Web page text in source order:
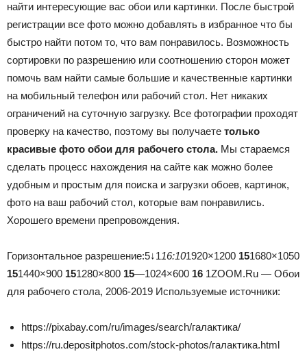
найти интересующие вас обои или картинки. После быстрой
регистрации все фото можно добавлять в избранное что бы
быстро найти потом то, что вам понравилось. Возможность
сортировки по разрешению или соотношению сторон может
помочь вам найти самые большие и качественные картинки
на мобильный телефон или рабочий стол. Нет никаких
ограничений на суточную загрузку. Все фотографии проходят
проверку на качество, поэтому вы получаете только
красивые фото обои для рабочего стола. Мы стараемся
сделать процесс нахождения на сайте как можно более
удобным и простым для поиска и загрузки обоев, картинок,
фото на ваш рабочий стол, которые вам понравились.
Хорошего времени препровождения.
Горизонтальное разрешение:5↓116:101920×1200 151680×1050
151440×900 151280×800 15—1024×600 16 1ZOOM.Ru — Обои
для рабочего стола, 2006-2019 Используемые источники:
https://pixabay.com/ru/images/search/галактика/
https://ru.depositphotos.com/stock-photos/галактика.html